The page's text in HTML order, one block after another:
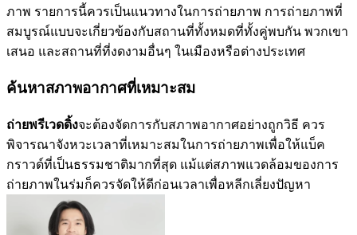
ภาพ รายการนี้ควรเป็นแนวทางในการถ่ายภาพ การถ่ายภาพที่
สมบูรณ์แบบจะเกี่ยวข้องกับสถานที่ทั้งหมดที่ทั้งคู่พบกัน พวกเขา
เสนอ และสถานที่ที่งดงามอื่นๆ ในเมืองหรือต่างประเทศ
ค้นหาสภาพอากาศที่เหมาะสม
ถ่ายพรีเวดดิ้งจะต้องจัดการกับสภาพอากาศอย่างถูกวิธี ควร
พิจารณาจังหวะเวลาที่เหมาะสมในการถ่ายภาพเพื่อให้แบ็ค
กราวด์ที่เป็นธรรมชาติมากที่สุด แม้แต่สภาพแวดล้อมของการ
ถ่ายภาพในร่มก็ควรจัดให้ดีก่อนเวลาเพื่อหลีกเลี่ยงปัญหา